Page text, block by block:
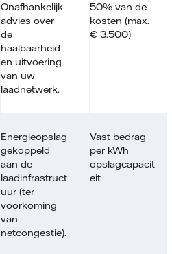
Onafhankelijk
advies over
de
haalbaarheid
en uitvoering
van uw
laadnetwerk.
50% van de
kosten (max.
€ 3.500)
Energieopslag
gekoppeld
aan de
laadinfrastruct
uur (ter
voorkoming
van
netcongestie).
Vast bedrag
per kWh
opslagcapacit
eit